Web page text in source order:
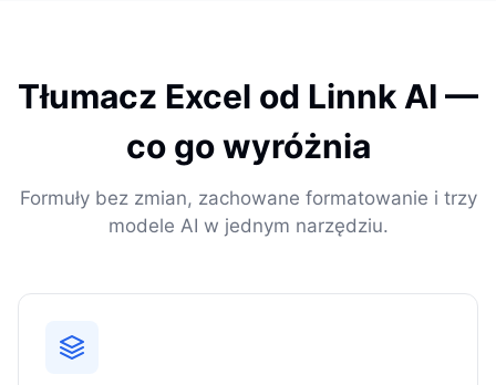
Tłumacz Excel od Linnk AI —
co go wyróżnia
Formuły bez zmian, zachowane formatowanie i trzy
modele AI w jednym narzędziu.